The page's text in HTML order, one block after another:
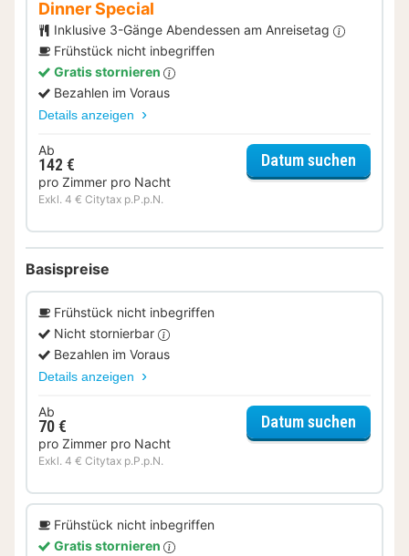
Dinner Special
Inklusive 3-Gänge Abendessen am Anreisetag
Frühstück nicht inbegriffen
Gratis stornieren
Bezahlen im Voraus
Details anzeigen
Ab
142 €
pro Zimmer pro Nacht
Exkl. 4 € Citytax p.P.p.N.
Datum suchen
Basispreise
Frühstück nicht inbegriffen
Nicht stornierbar
Bezahlen im Voraus
Details anzeigen
Ab
70 €
pro Zimmer pro Nacht
Exkl. 4 € Citytax p.P.p.N.
Datum suchen
Frühstück nicht inbegriffen
Gratis stornieren